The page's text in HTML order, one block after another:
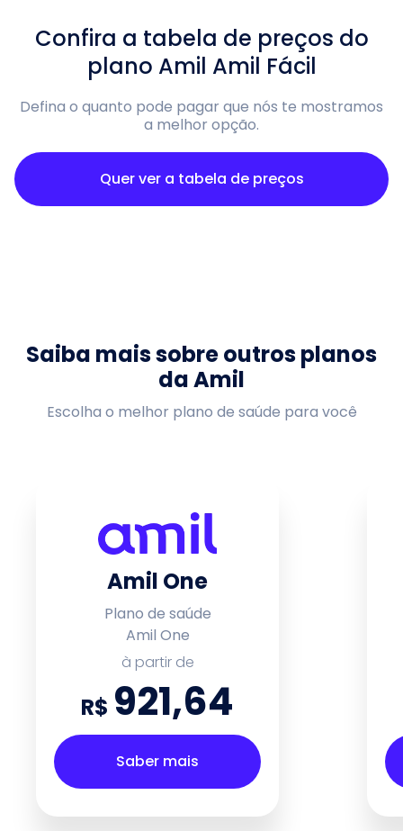
Confira a tabela de preços do
plano Amil Amil Fácil
Defina o quanto pode pagar que nós te mostramos
a melhor opção.
Quer ver a tabela de preços
Saiba mais sobre outros planos
da Amil
Escolha o melhor plano de saúde para você
Amil One
Plano de saúde
Amil One
à partir de
R$ 921,64
Saber mais